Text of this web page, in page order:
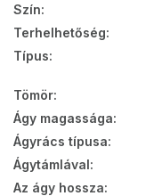
Szín:
Terhelhetőség:
Típus:
Tömör:
Ágy magassága:
Ágyrács típusa:
Ágytámlával:
Az ágy hossza: